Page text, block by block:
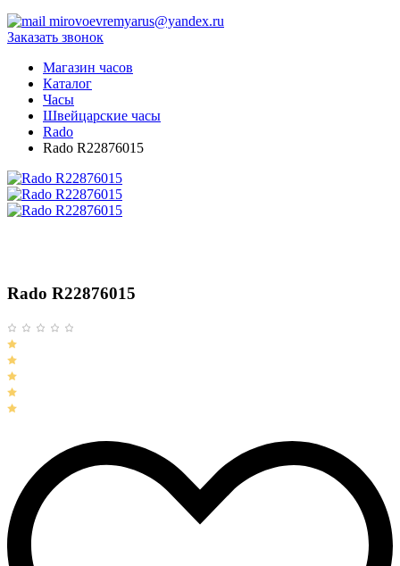
mirovoevremyarus@yandex.ru
Заказать звонок
Магазин часов
Каталог
Часы
Швейцарские часы
Rado
Rado R22876015
Rado R22876015